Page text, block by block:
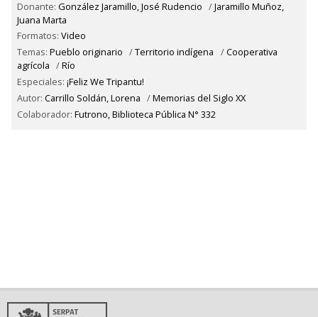
Donante: González Jaramillo, José Rudencio /Jaramillo Muñoz,
Juana Marta
Formatos: Video
Temas: Pueblo originario /Territorio indígena /Cooperativa
agrícola /Río
Especiales: ¡Feliz We Tripantu!
Autor: Carrillo Soldán, Lorena /Memorias del Siglo XX
Colaborador: Futrono, Biblioteca Pública N° 332